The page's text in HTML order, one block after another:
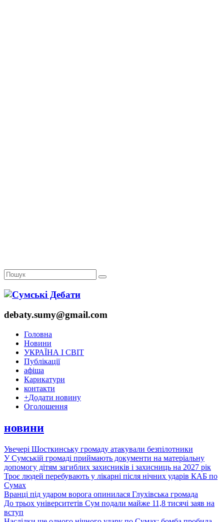
debaty.sumy@gmail.com
Головна
Новини
УКРАЇНА І СВІТ
Публікації
афіша
Карикатури
контакти
+Додати новину
Оголошення
новини
Увечері Шосткинську громаду атакували безпілотники
У Сумській громаді приймають документи на матеріальну
допомогу дітям загиблих захисників і захисниць на 2027 рік
Троє людей перебувають у лікарні після нічних ударів КАБ по
Сумах
Вранці під ударом ворога опинилася Глухівська громада
До трьох університетів Сум подали майже 11,8 тисячі заяв на
вступ